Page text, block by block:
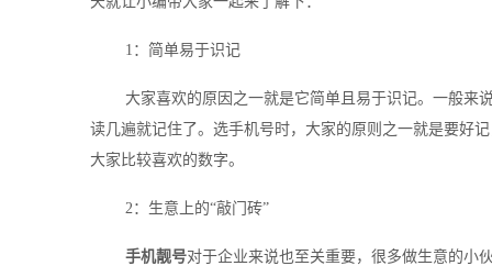
1：简单易于识记
大家喜欢的原因之一就是它简单且易于识记。一般来
读几遍就记住了。选手机号时，大家的原则之一就是要好
大家比较喜欢的数字。
2：生意上的“敲门砖”
手机靓号对于企业来说也至关重要，很多做生意的小